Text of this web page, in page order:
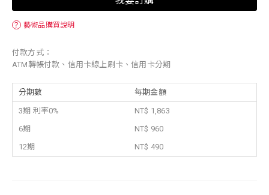
？ 藝術品購買說明
付款方式：
ATM轉帳付款、信用卡線上刷卡、信用卡分期
分期數 每期金額
3期 利率0%
NT$ 1,863
6期
NT$ 960
12期
NT$ 490